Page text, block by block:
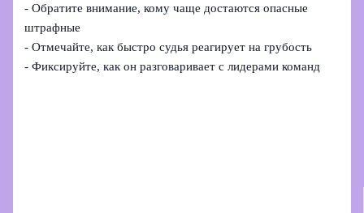
- Обратите внимание, кому чаще достаются опасные
штрафные
- Отмечайте, как быстро судья реагирует на грубость
- Фиксируйте, как он разговаривает с лидерами команд